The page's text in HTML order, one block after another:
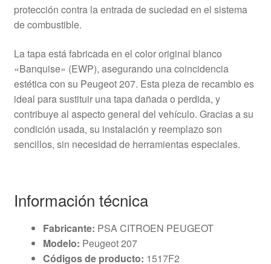
protección contra la entrada de suciedad en el sistema
de combustible.
La tapa está fabricada en el color original blanco
«Banquise» (EWP), asegurando una coincidencia
estética con su Peugeot 207. Esta pieza de recambio es
ideal para sustituir una tapa dañada o perdida, y
contribuye al aspecto general del vehículo. Gracias a su
condición usada, su instalación y reemplazo son
sencillos, sin necesidad de herramientas especiales.
Información técnica
Fabricante: PSA CITROEN PEUGEOT
Modelo: Peugeot 207
Códigos de producto: 1517F2